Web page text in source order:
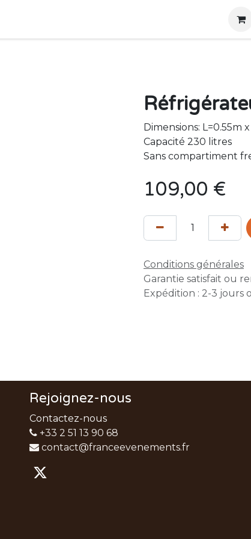
Dimensions: L=0.55m
Capacité 230 litres
Sans compartiment
109,00 €
Conditions générales
Garantie satisfait ou
Expédition : 2-3 jours
Rejoignez-nous
Contactez-nous
+33 2 51 13 90 68
contact@franceevenements.fr